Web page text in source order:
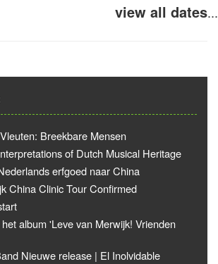
view all dates...
Breekbare Mensen
of Dutch Musical Heritage
erfgoed naar China
China Clinic Tour Confirmed
album 'Leve van Merwijk! Vrienden
Nieuwe release | El Inolvidable